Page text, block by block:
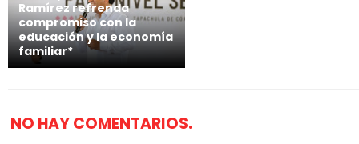
Ramírez refrenda
compromiso con la
educación y la economía
familiar*
NO HAY COMENTARIOS.